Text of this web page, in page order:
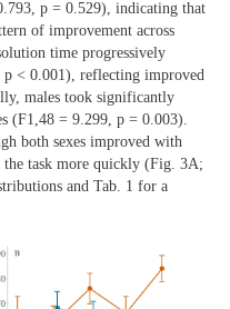
p = 0.529), indicating that
of improvement across
time progressively
p < 0.001), reflecting improved
males took significantly
(F1,48 = 9.299, p = 0.003).
both sexes improved with
the task more quickly (Fig. 3A;
and Tab. 1 for a